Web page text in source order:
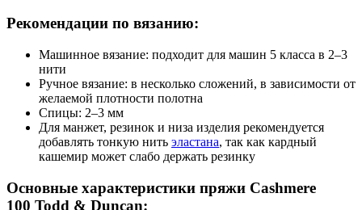
Рекомендации по вязанию:
Машинное вязание: подходит для машин 5 класса в 2–3
нити
Ручное вязание: в несколько сложений, в зависимости от
желаемой плотности полотна
Спицы: 2–3 мм
Для манжет, резинок и низа изделия рекомендуется
добавлять тонкую нить эластана, так как кардный
кашемир может слабо держать резинку
Основные характеристики пряжи Cashmere
100 Todd & Duncan: